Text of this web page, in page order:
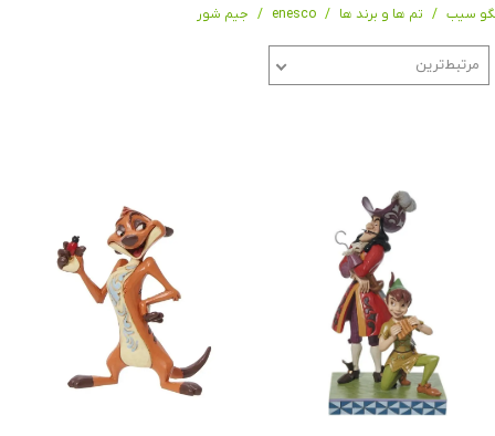
سیب تم ها و برند ها enesco جیم شور
مرتبط‌ترین